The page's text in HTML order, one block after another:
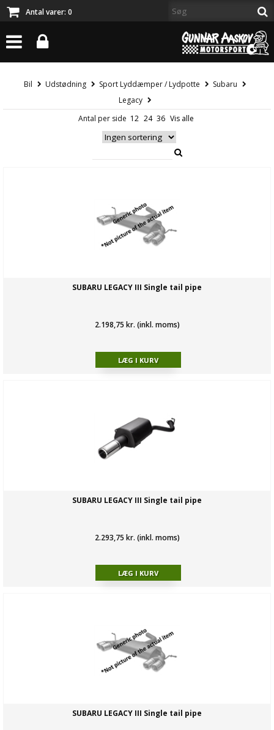
Antal varer: 0
Bil Udstødning Sport Lyddæmper / Lydpotte
Subaru
Legacy
Antal per side
SUBARU LEGACY III Single tail pipe
2.198,75 kr. (inkl. moms)
SUBARU LEGACY III Single tail pipe
2.293,75 kr. (inkl. moms)
SUBARU LEGACY III Single tail pipe